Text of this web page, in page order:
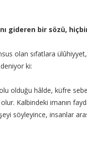
gideren bir sözü,
olan sıfatlara ülûhiyyet,
ki:
olduğu hâlde, küfre
Kalbindeki imanın
söyleyince, insanlar